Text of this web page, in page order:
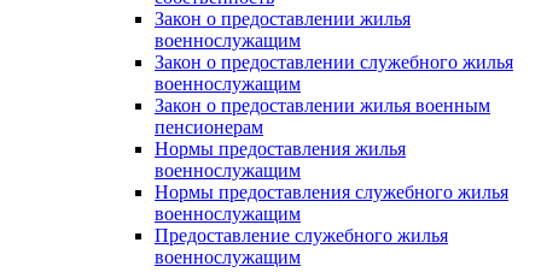
Закон о предоставлении жилья
военнослужащим
Закон о предоставлении служебного жилья
военнослужащим
Закон о предоставлении жилья военным
пенсионерам
Нормы предоставления жилья
военнослужащим
Нормы предоставления служебного жилья
военнослужащим
Предоставление служебного жилья
военнослужащим